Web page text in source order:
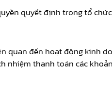
quyết định trong tổ
đến hoạt động kinh
thanh toán các